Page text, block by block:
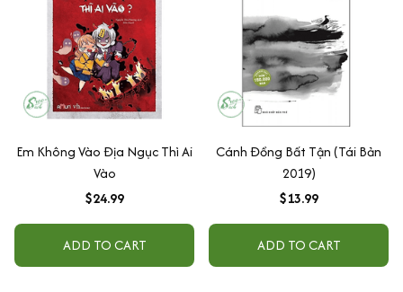
Em Không Vào Địa Ngục Thì Ai
Vào
$24.99
ADD TO CART
Cánh Đồng Bất Tận (Tái Bản
2019)
$13.99
ADD TO CART